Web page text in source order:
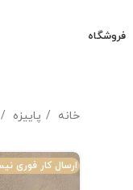
فروشگاه
خانه پاییزه
ارسال کار فوری